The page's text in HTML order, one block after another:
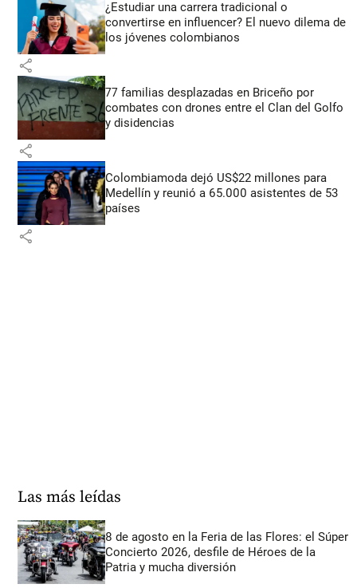
¿Estudiar una carrera tradicional o
convertirse en influencer? El nuevo dilema de
los jóvenes colombianos
share
77 familias desplazadas en Briceño por
combates con drones entre el Clan del Golfo
y disidencias
share
Colombiamoda dejó US$22 millones para
Medellín y reunió a 65.000 asistentes de 53
países
share
Las más leídas
8 de agosto en la Feria de las Flores: el Súper
Concierto 2026, desfile de Héroes de la
Patria y mucha diversión